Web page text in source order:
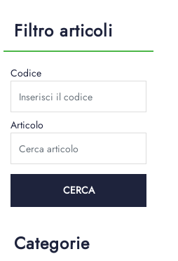
Filtro articoli
Codice
Articolo
Categorie